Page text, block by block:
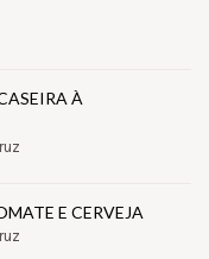
À
E CERVEJA